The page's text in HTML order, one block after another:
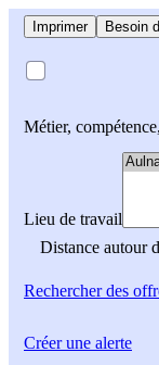
Imprimer Besoin
Métier,
Lieu de travail
Distance autour
Rechercherdes
Créer une alerte